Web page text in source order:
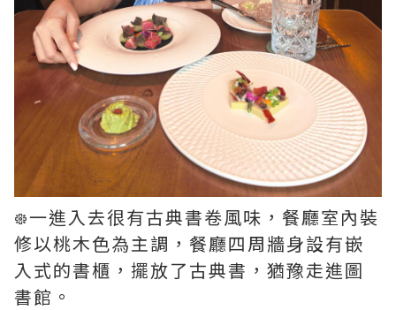
᪥一進入去很有古典書卷風味，餐廳室內裝
修以桃木色為主調，餐廳四周牆身設有嵌
入式的書櫃，擺放了古典書，猶豫走進圖
書館。